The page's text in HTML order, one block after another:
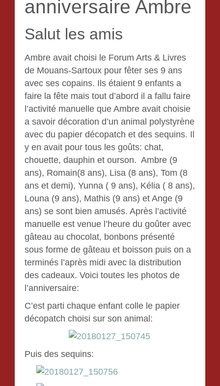
La porcelaine froide
Tableaux de sable
crochet
La mosaïque
Gouter d’Anniversaire
Tarification
Contact
anniversaire Ambre
Salut les amis
Ambre avait choisi le Forum Arts & Livres
de Mouans-Sartoux pour fêter ses 9 ans
avec ses copains. Ils étaient 9 enfants a
faire la fête mais tout d’abord il a fallu faire
l’activité manuelle que Ambre avait choisie
a savoir décoration d’un animal polystyrène
avec du papier décopatch et des sequins. Il
y en avait pour tous les goûts: chat,
chouette, dauphin et ourson. Ambre (9
ans), Romain(8 ans), Lisa (8 ans), Tom (8
ans et demi), Yunna ( 9 ans), Kélia ( 8 ans),
Louna (9 ans), Mathis (9 ans) et Ange (9
ans) se sont bien amusés. Après l’activité
manuelle est venue l’heure du goûter avec
gâteau au chocolat, bonbons présenté
sous forme de gâteau et boisson puis on a
terminés l’après midi avec la distribution
des cadeaux. Voici toutes les photos de
l’anniversaire:
C’est parti chaque enfant colle le papier
décopatch choisi sur son animal:
Puis des sequins: